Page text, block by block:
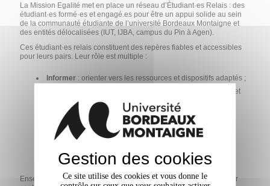
La Mission Egalité met en place un réseau d’Étudiant·es Relais : des
étudiant·es formé·es et engagé.es pour être un appui solide au sein
de la communauté étudiante de l’université Bordeaux Montaigne et
des entités délocalisées (IUT, IJBA, campus du Pin à Agen).
Ces étudiant·es relais constituent des repères fiables et accessibles
pour leurs pairs. Leur rôle est multiple :
Informer : orienter vers les ressources et dispositifs adaptés ;
: accompagner vers le dispositif de signalement et
relayer la communication
Valoriser
: faire connaître les actions, dispositifs et
engagements de l’université en matière de lutte contre les
l’égalité.
Ensemble, ils et elles agissent comme un véritable pilier pour lutter
Gestion des cookies
Ce site utilise des cookies et vous donne le